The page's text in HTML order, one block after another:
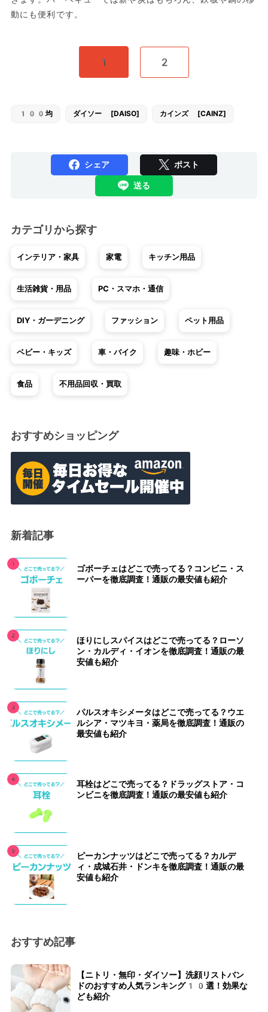
動にも便利です。
1 2
100均 ダイソー [DAISO] カインズ [CAINZ]
シェア ポスト
送る
カテゴリから探す
インテリア・家具 家電 キッチン用品
生活雑貨・用品 PC・スマホ・通信
DIY・ガーデニング ファッション ペット用品
ベビー・キッズ 車・バイク 趣味・ホビー
食品 不用品回収・買取
おすすめショッピング
新着記事
ゴボーチェはどこで売ってる？コンビニ・ス
ーパーを徹底調査！通販の最安値も紹介
ほりにしスパイスはどこで売ってる？ローソ
ン・カルディ・イオンを徹底調査！通販の最
安値も紹介
パルスオキシメータはどこで売ってる？ウエ
ルシア・マツキヨ・薬局を徹底調査！通販の
最安値も紹介
耳栓はどこで売ってる？ドラッグストア・コ
ンビニを徹底調査！通販の最安値も紹介
ピーカンナッツはどこで売ってる？カルデ
ィ・成城石井・ドンキを徹底調査！通販の最
安値も紹介
おすすめ記事
【ニトリ・無印・ダイソー】洗顔リストバン
ドのおすすめ人気ランキング10選！効果な
ども紹介